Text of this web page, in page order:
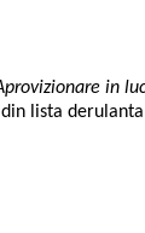
in
lista